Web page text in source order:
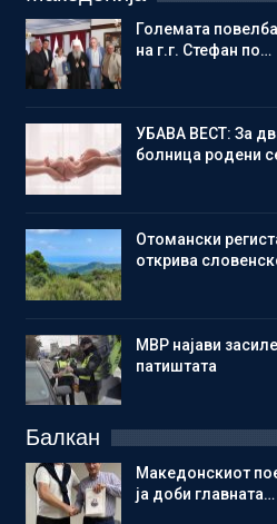
Големата
на г.г. Стефан по…
УБАВА ВЕСТ: За
болница родени
Отомански
открива
МВР најави
патиштата
Балкан
Македонскиот
ја доби главната…